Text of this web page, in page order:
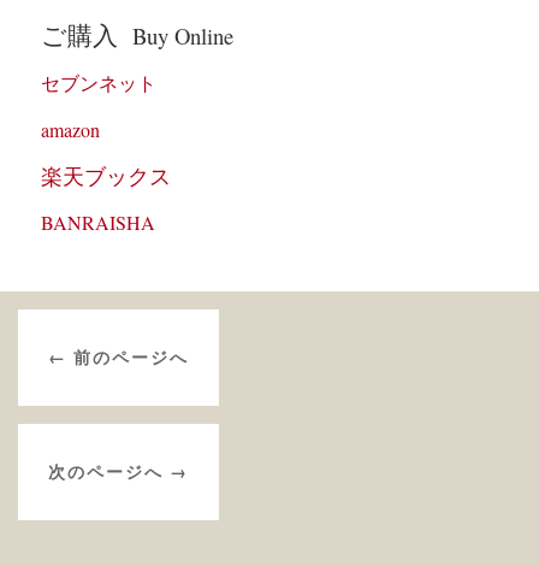
ご購入 Buy Online
セブンネット
amazon
楽天ブックス
BANRAISHA
← 前のページへ
次のページへ →